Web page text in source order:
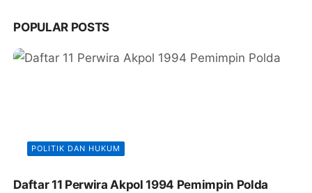
POPULAR POSTS
POLITIK DAN HUKUM
Daftar 11 Perwira Akpol 1994 Pemimpin Polda